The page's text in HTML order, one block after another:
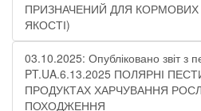
ПРИЗНАЧЕНИЙ ДЛЯ КОРМОВИХ
ЯКОСТІ)
03.10.2025: Опубліковано звіт з
PT.UA.6.13.2025 ПОЛЯРНІ
ПРОДУКТАХ ХАРЧУВАННЯ
ПОХОДЖЕННЯ